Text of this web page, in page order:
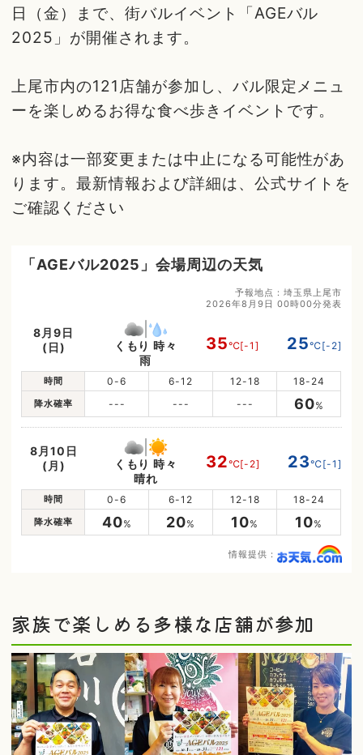
日（金）まで、街バルイベント「AGEバル
2025」が開催されます。
上尾市内の121店舗が参加し、バル限定メニュ
ーを楽しめるお得な食べ歩きイベントです。
※内容は一部変更または中止になる可能性があ
ります。最新情報および詳細は、公式サイトを
ご確認ください
「AGEバル2025」会場周辺の天気
予報地点：埼玉県上尾市
2026年8月9日 00時00分発表
8月9日
(日)
くもり 時々
雨
35℃[-1] 25℃[-2]
時間 0-6 6-12 12-18 18-24
降水確率 --- --- --- 60%
8月10日
(月)
くもり 時々
晴れ
32℃[-2] 23℃[-1]
時間 0-6 6-12 12-18 18-24
降水確率 40% 20% 10% 10%
情報提供：
家族で楽しめる多様な店舗が参加